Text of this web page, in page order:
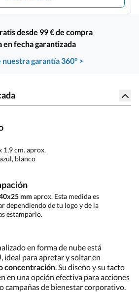
desde 99 € de compra
en fecha garantizada
nuestra garantía 360° >
1,9 cm. aprox.
azul, blanco
mm aprox. Esta medida es
dependiendo de tu logo y de la
estamparlo.
en forma de nube está
ideal para apretar y soltar en
concentración. Su diseño y su tacto
en una opción efectiva para acciones
campañas de bienestar corporativo.